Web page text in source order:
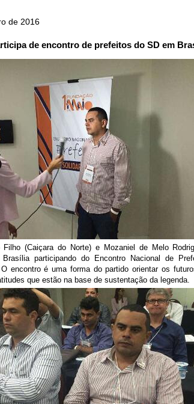
de 2016
de encontro de prefeitos do SD em
(Caiçara do Norte) e Mozaniel de Melo
participando do Encontro Nacional de
encontro é uma forma do partido orientar os
que estão na base de sustentação da legenda.